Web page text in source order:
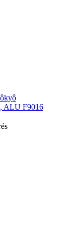
ALU F9016